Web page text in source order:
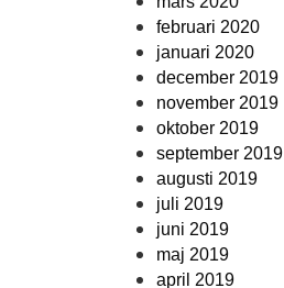
februari 2020
januari 2020
december 2019
november 2019
oktober 2019
september 2019
augusti 2019
juli 2019
juni 2019
maj 2019
april 2019